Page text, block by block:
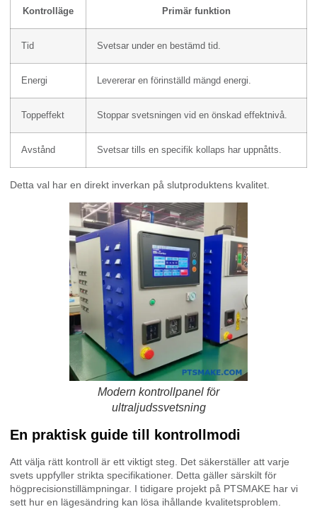
Kontrolläge Primär funktion
Tid Svetsar under en bestämd tid.
Energi Levererar en förinställd mängd energi.
Toppeffekt Stoppar svetsningen vid en önskad effektnivå.
Avstånd Svetsar tills en specifik kollaps har uppnåtts.
Detta val har en direkt inverkan på slutproduktens kvalitet.
Modern kontrollpanel för
ultraljudssvetsning
En praktisk guide till kontrollmodi
Att välja rätt kontroll är ett viktigt steg. Det säkerställer att varje
svets uppfyller strikta specifikationer. Detta gäller särskilt för
högprecisionstillämpningar. I tidigare projekt på PTSMAKE har vi
sett hur en lägesändring kan lösa ihållande kvalitetsproblem.